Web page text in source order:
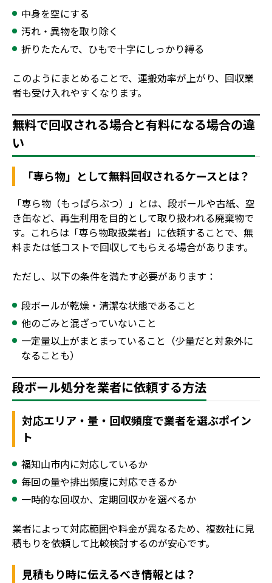
中身を空にする
汚れ・異物を取り除く
折りたたんで、ひもで十字にしっかり縛る
このようにまとめることで、運搬効率が上がり、回収業
者も受け入れやすくなります。
無料で回収される場合と有料になる場合の違
い
「専ら物」として無料回収されるケースとは？
「専ら物（もっぱらぶつ）」とは、段ボールや古紙、空
き缶など、再生利用を目的として取り扱われる廃棄物で
す。これらは「専ら物取扱業者」に依頼することで、無
料または低コストで回収してもらえる場合があります。
ただし、以下の条件を満たす必要があります：
段ボールが乾燥・清潔な状態であること
他のごみと混ざっていないこと
一定量以上がまとまっていること（少量だと対象外に
なることも）
段ボール処分を業者に依頼する方法
対応エリア・量・回収頻度で業者を選ぶポイン
ト
福知山市内に対応しているか
毎回の量や排出頻度に対応できるか
一時的な回収か、定期回収かを選べるか
業者によって対応範囲や料金が異なるため、複数社に見
積もりを依頼して比較検討するのが安心です。
見積もり時に伝えるべき情報とは？